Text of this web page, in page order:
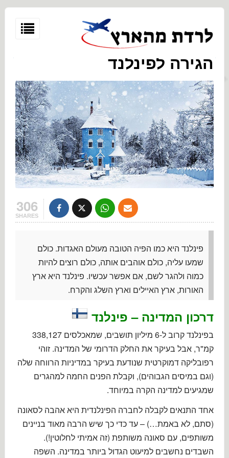
הגירה לפינלנד
306
SHARES
פינלנד היא כמו הפיה הטובה מעולם האגדות. כולם
שמעו עליה, כולם אוהבים אותה, כולם רוצים להיות
כמוה ולהגר לשם, אם אפשר עכשיו. פינלנד היא ארץ
האורות, ארץ האיילים וארץ השלג והקרח.
דרכון המדינה – פינלנד
בפינלנד קרוב ל-6 מיליון תושבים, שמאכלסים 338,127
קמ"ר, אבל בעיקר את החלק הדרומי של המדינה. זוהי
רפובליקה דמוקרטית שנודעת בעיקר במדיניות הרווחה שלה
(וגם במיסים הגבוהים), וקבלת הפנים החמה למהגרים
שמגיעים למדינה הקרה במיוחד.
אחד התנאים לקבלה לחברה הפינלנדית היא אהבה לסאונה
(סתם, לא באמת…) – עד כדי כך שיש הרבה מאוד בניינים
משותפים, עם סאונה משותפת (זה אמיתי לחלוטין!).
השבדים נחשבים למיעוט הגדול ביותר במדינה. השפה